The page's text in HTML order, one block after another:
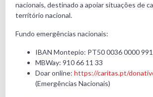
nacionais, destinado a apoiar situações de
território nacional.
Fundo emergências nacionais:
IBAN Montepio: PT50 0036 0000
MBWay: 910 66 11 33
Doar online:https://caritas.pt/
(Emergências Nacionais)